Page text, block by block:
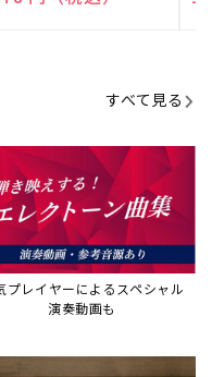
JAZZの楽譜特集